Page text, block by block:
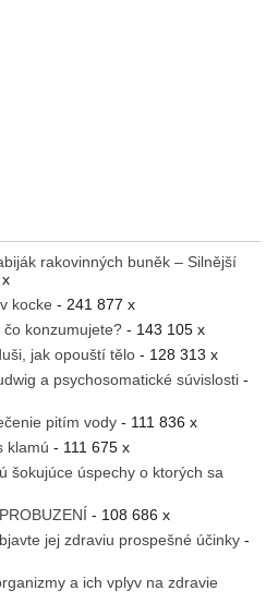
rakovinných buněk – Silnější
kocke - 241 877 x
konzumujete? - 143 105 x
jak opouští tělo - 128 313 x
a psychosomatické súvislosti -
pitím vody - 111 836 x
klamú - 111 675 x
šokujúce úspechy o ktorých sa
- 108 686 x
jej zdraviu prospešné účinky -
a ich vplyv na zdravie